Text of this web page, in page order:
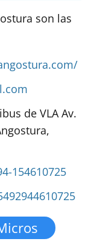
son las
de VLA Av.
154610725